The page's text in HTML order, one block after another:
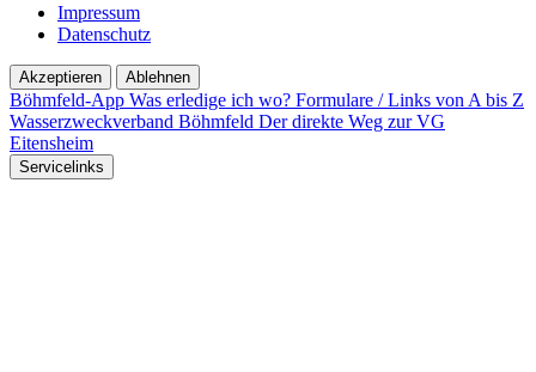
Impressum
Datenschutz
Akzeptieren Ablehnen
Böhmfeld-App Was erledige ich wo? Formulare / Links von A bis Z
Wasserzweckverband Böhmfeld Der direkte Weg zur VG
Eitensheim
Servicelinks